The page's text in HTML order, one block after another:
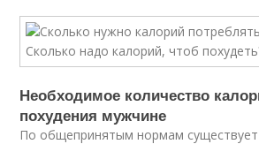
Необходимое количество
похудения мужчине
По общепринятым нормам